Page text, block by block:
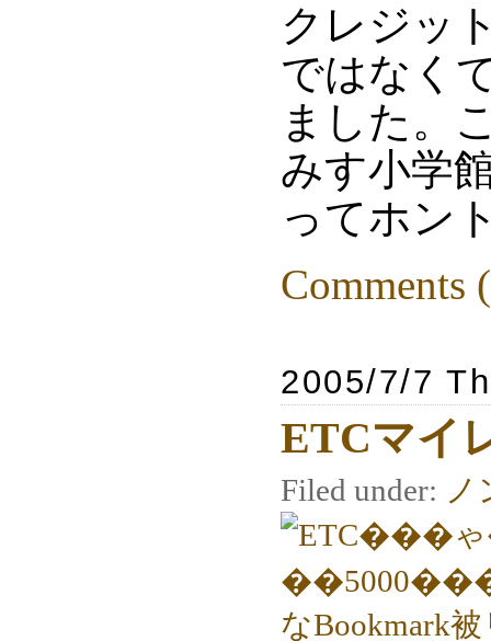
クレジッ
ではなく
ました。
みす小学
ってホン
Comments
2005/7/7
ETCマイ
Filed under: ノ